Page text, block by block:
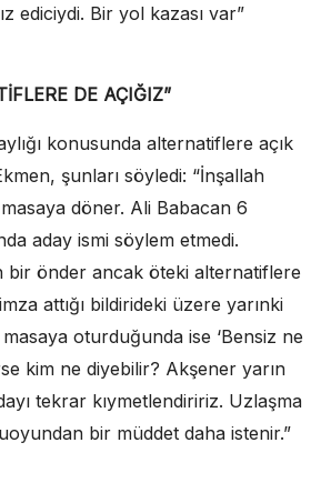
ediciydi. Bir yol kazası var”
DE AÇIĞIZ”
konusunda alternatiflere açık
şunları söyledi: “İnşallah
döner. Ali Babacan 6
aday ismi söylem etmedi.
bir önder ancak öteki alternatiflere
attığı bildirideki üzere yarınki
masaya oturduğunda ise ‘Bensiz ne
kim ne diyebilir? Akşener yarın
tekrar kıymetlendiririz. Uzlaşma
bir müddet daha istenir.”